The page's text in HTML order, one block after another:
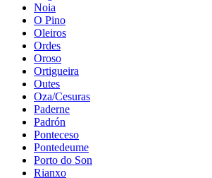
Noia
O Pino
Oleiros
Ordes
Oroso
Ortigueira
Outes
Oza/Cesuras
Paderne
Padrón
Ponteceso
Pontedeume
Porto do Son
Rianxo